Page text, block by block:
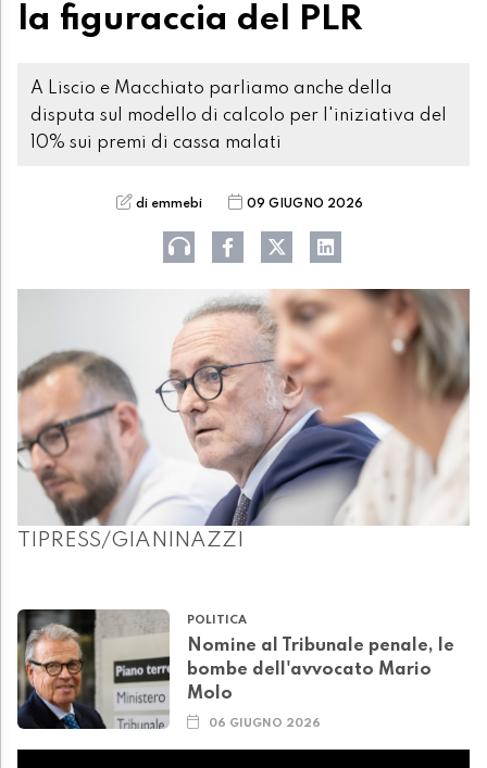
la figuraccia del PLR
A Liscio e Macchiato parliamo anche della
disputa sul modello di calcolo per l'iniziativa del
10% sui premi di cassa malati
di emmebi 09 GIUGNO 2026
TIPRESS/GIANINAZZI
POLITICA
Nomine al Tribunale penale, le
bombe dell'avvocato Mario
Molo
06 GIUGNO 2026